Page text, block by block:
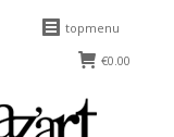
topmenu
€0.00